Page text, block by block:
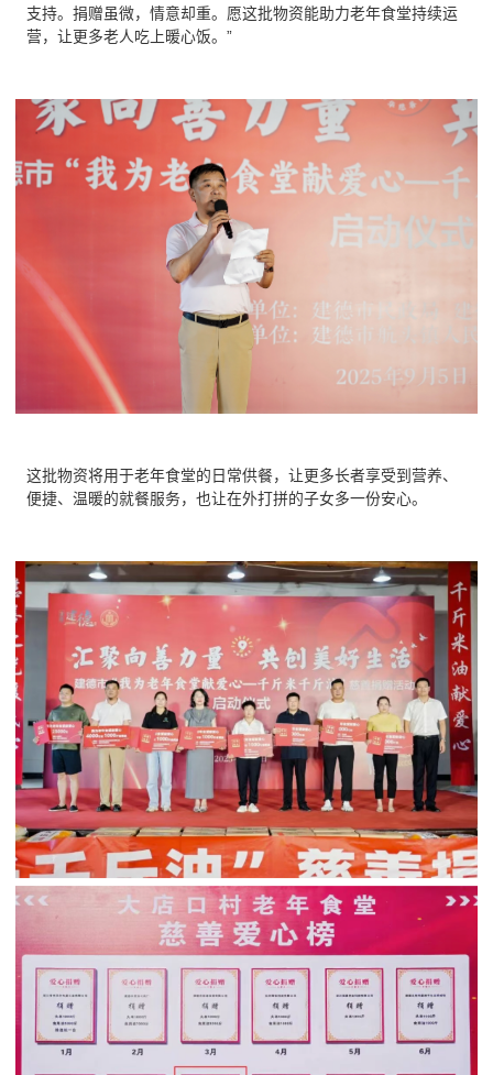
支持。捐赠虽微，情意却重。愿这批物资能助力老年食堂持续运
营，让更多老人吃上暖心饭。”
这批物资将用于老年食堂的日常供餐，让更多长者享受到营养、
便捷、温暖的就餐服务，也让在外打拼的子女多一份安心。